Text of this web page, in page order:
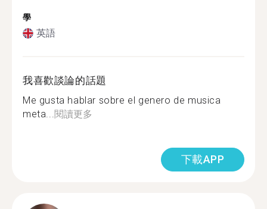
學
英語
我喜歡談論的話題
Me gusta hablar sobre el genero de musica
meta...閱讀更多
下載APP